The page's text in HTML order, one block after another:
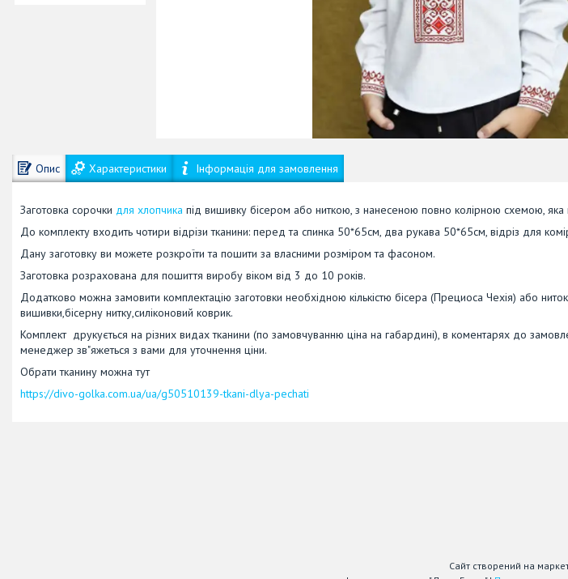
Опис Характеристики Інформація для замовлення
Заготовка сорочки для хлопчика під вишивку бісером або ниткою, з нанесеною повно колірною схемою, яка
До комплекту входить чотири відрізи тканини: перед та спинка 50*65см, два рукава 50*65см, відріз для
Дану заготовку ви можете розкроїти та пошити за власними розміром та фасоном.
Заготовка розрахована для пошиття виробу віком від 3 до 10 років.
Додатково можна замовити комплектацію заготовки необхідною кількістю бісера (Прециоса Чехія) або
вишивки,бісерну нитку,силіконовий коврик.
Комплект друкується на різних видах тканини (по замовчуванню ціна на габардині), в коментарях до
менеджер зв"яжеться з вами для уточнення ціни.
Обрати тканину можна тут
https://divo-golka.com.ua/ua/g50510139-tkani-dlya-pechati
Сайт створений на